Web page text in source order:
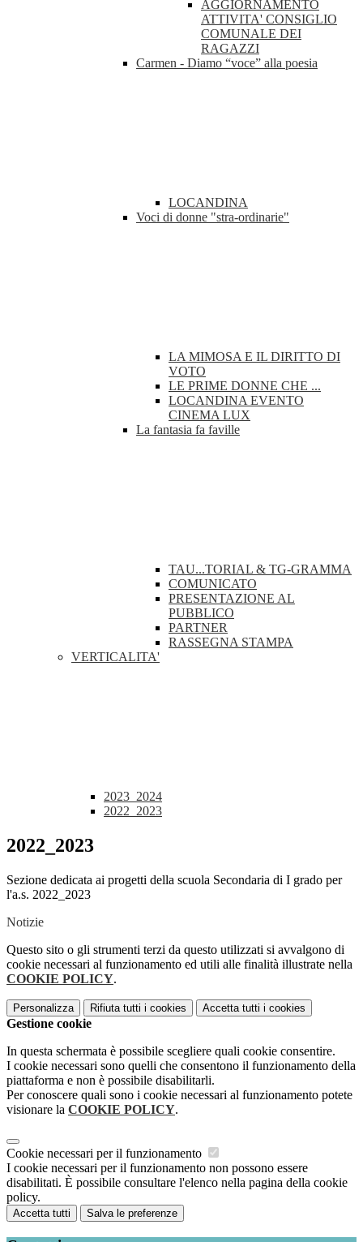
AGGIORNAMENTO
ATTIVITA' CONSIGLIO
COMUNALE DEI
RAGAZZI
Carmen - Diamo “voce” alla poesia
LOCANDINA
Voci di donne "stra-ordinarie"
LA MIMOSA E IL DIRITTO DI
VOTO
LE PRIME DONNE CHE ...
LOCANDINA EVENTO
CINEMA LUX
La fantasia fa faville
TAU...TORIAL & TG-GRAMMA
COMUNICATO
PRESENTAZIONE AL
PUBBLICO
PARTNER
RASSEGNA STAMPA
VERTICALITA'
2023_2024
2022_2023
2022_2023
Sezione dedicata ai progetti della scuola Secondaria di I grado per
l'a.s. 2022_2023
Notizie
Questo sito o gli strumenti terzi da questo utilizzati si avvalgono di
cookie necessari al funzionamento ed utili alle finalità illustrate nella
COOKIE POLICY.
Personalizza Rifiuta tutti i cookies Accetta tutti i cookies
Gestione cookie
In questa schermata è possibile scegliere quali cookie consentire.
I cookie necessari sono quelli che consentono il funzionamento della
piattaforma e non è possibile disabilitarli.
Per conoscere quali sono i cookie necessari al funzionamento potete
visionare la COOKIE POLICY.
Cookie necessari per il funzionamento
I cookie necessari per il funzionamento non possono essere
disabilitati. È possibile consultare l'elenco nella pagina della cookie
policy.
Accetta tutti Salva le preferenze